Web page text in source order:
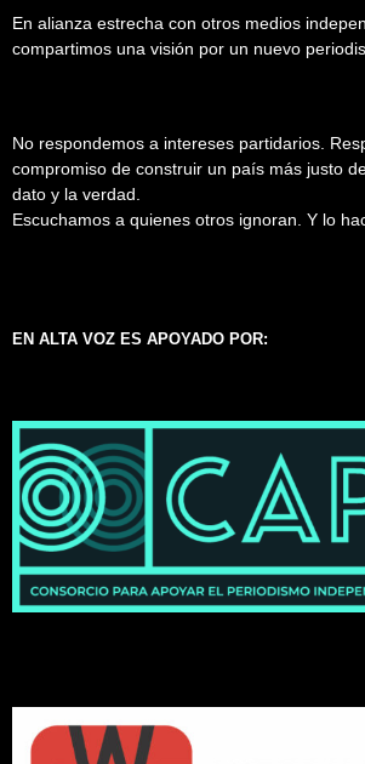
En alianza estrecha con otros medios
compartimos una visión por un nuevo
No respondemos a intereses partidarios.
compromiso de construir un país más justo
dato y la verdad.
Escuchamos a quienes otros ignoran. Y lo
EN ALTA VOZ ES APOYADO POR: